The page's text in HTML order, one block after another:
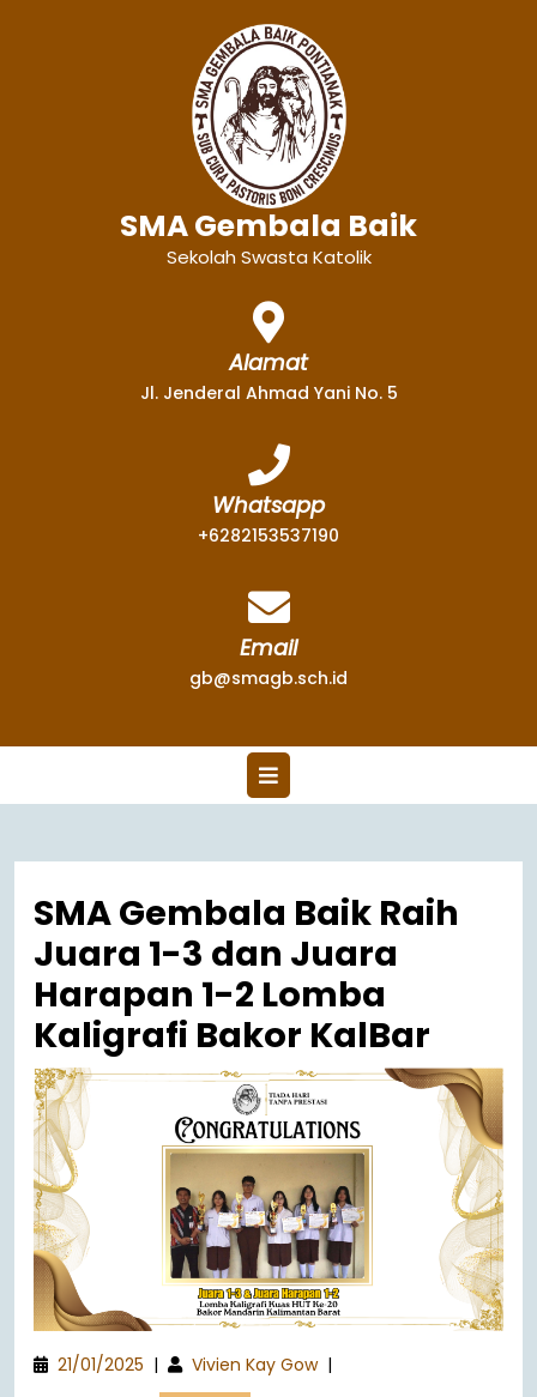
SMA Gembala Baik
Sekolah Swasta Katolik
Alamat
Jl. Jenderal Ahmad Yani No. 5
Whatsapp
+6282153537190
Email
gb@smagb.sch.id
SMA Gembala Baik Raih
Juara 1-3 dan Juara
Harapan 1-2 Lomba
Kaligrafi Bakor KalBar
21/01/2025 | Vivien Kay Gow |